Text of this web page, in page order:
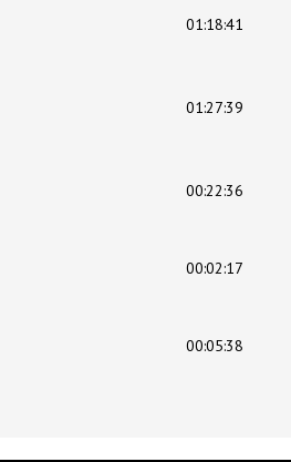
01:18:41
01:27:39
00:22:36
00:02:17
00:05:38